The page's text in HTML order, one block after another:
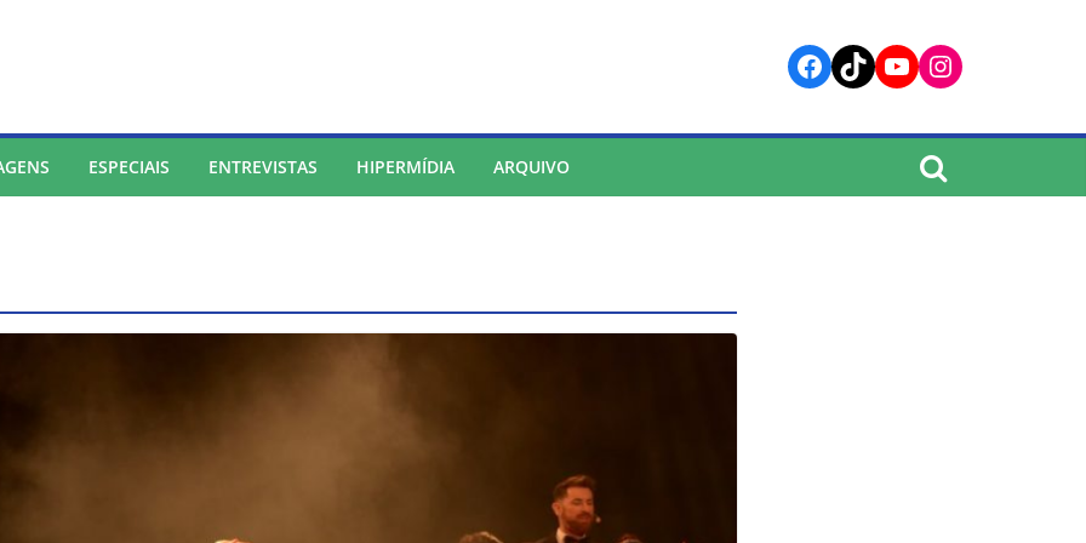
Facebook
TikTokYouTube
Instagram
ESPECIAIS ENTREVISTAS HIPERMÍDIA ARQUIVO